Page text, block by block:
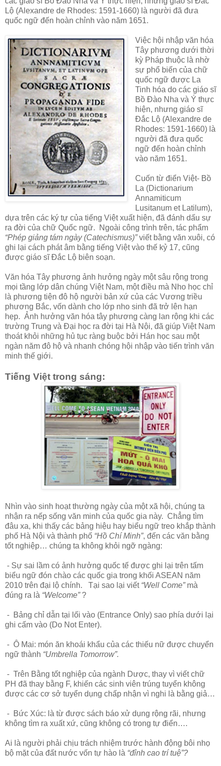
Lộ (Alexandre de Rhodes: 1591-1660) là người đã đưa
quốc ngữ đến hoàn chỉnh vào năm 1651.
Việc hội nhập văn hóa
Tây phương dưới thời
kỳ Pháp thuộc là nhờ
sự phổ biến của chữ
quốc ngữ được La
Tinh hóa do các giáo sĩ
Bồ Đào Nha và Ý thực
hiện, nhưng giáo sĩ
Đắc Lộ (Alexandre de
Rhodes: 1591-1660) là
người đã đưa quốc
ngữ đến hoàn chỉnh
vào năm 1651.
Cuốn từ điển Việt- Bồ
La (Dictionarium
Annamiticum
Lusitanum et Latilum),
dựa trên các ký tự của tiếng Việt xuất hiện, đã đánh dấu sự
ra đời của chữ Quốc ngữ. Ngoài công trình trên, tác phẩm
“Phép giảng tám ngày (Catechismus)”viết bằng văn xuôi, có
ghi lại cách phát âm bằng tiếng Việt vào thế kỷ 17, cũng
được giáo sĩ Đắc Lộ biên soạn.
Văn hóa Tây phương ảnh hưởng ngày một sâu rộng trong
mọi tầng lớp dân chúng Việt Nam, một điều mà Nho học chỉ
là phương tiện đô hộ người bản xứ của các Vương triều
phương Bắc, vốn dành cho lớp nho sinh đã trở lên hạn
hẹp. Ảnh hưởng văn hóa tây phương càng lan rộng khi các
trường Trung và Đại học ra đời tại Hà Nội, đã giúp Việt Nam
thoát khỏi những hủ tục ràng buộc bởi Hán học sau một
ngàn năm đô hộ và nhanh chóng hội nhập vào tiến trình văn
minh thế giới.
Tiếng Việt trong sáng:
Nhìn vào sinh hoạt thường ngày của một xã hội, chúng ta
nhận ra nếp sống văn minh của quốc gia này. Chẳng tìm
đâu xa, khi thấy các bảng hiệu hay biểu ngữ treo khắp thành
phố Hà Nội và thành phố “Hồ Chí Minh”, đến các văn bằng
tốt nghiệp… chúng ta không khỏi ngỡ ngàng:
- Sự sai lầm có ảnh hưởng quốc tế được ghi lại trên tấm
biểu ngữ đón chào các quốc gia trong khối ASEAN năm
2010 trên đại lộ chính. Tại sao lại viết “Well Come” mà
đúng ra là “Welcome”?
- Bảng chỉ dẫn tại lối vào (Entrance Only) sao phía dưới lại
ghi cấm vào (Do Not Enter).
- Ô Mai: món ăn khoái khẩu của các thiếu nữ được chuyển
ngữ thành “Umbrella Tomorrow”.
- Trên Bằng tốt nghiệp của ngành Dược, thay vì viết chữ
PH đã thay bằng F, khiến các sinh viên trúng tuyển không
được các cơ sở tuyển dụng chấp nhận vì nghi là bằng giả…
- Bức Xúc: là từ được sách báo xử dụng rộng rãi, nhưng
không tìm ra xuất xứ, cũng không có trong tự điển….
Ai là người phải chịu trách nhiệm trước hành động bôi nhọ
bộ mặt của đất nước vốn tự hào là “đỉnh cao trí tuệ”?